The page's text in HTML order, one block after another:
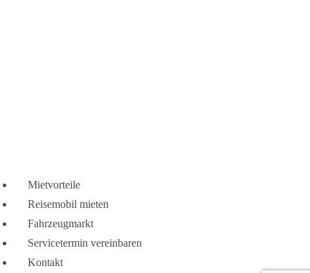
Mietvorteile
Reisemobil mieten
Fahrzeugmarkt
Servicetermin vereinbaren
Kontakt